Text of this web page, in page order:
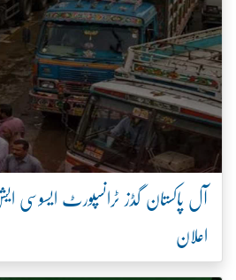
آل پاکستان گڈز ٹرانسپورٹ ایسوسی
اعلان